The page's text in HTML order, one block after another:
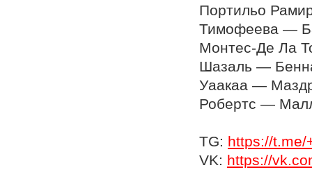
Портильо
Тимофеева —
Монтес-Де Ла
Шазаль —
Уаакаа —
Робертс —
TG: https://t.me/
VK: https://